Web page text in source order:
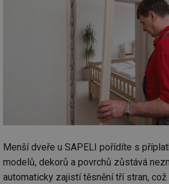
Menší dveře u SAPELI pořídíte s
modelů, dekorů a povrchů zůstává
automaticky zajistí těsnění tří stran,